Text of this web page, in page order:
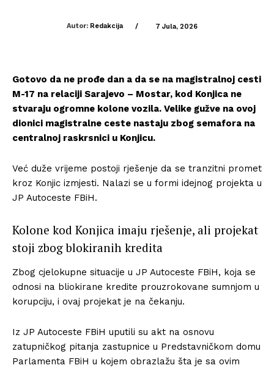
Autor: Redakcija / 7 Jula, 2026
Gotovo da ne prođe dan a da se na magistralnoj cesti
M-17 na relaciji Sarajevo – Mostar, kod Konjica ne
stvaraju ogromne kolone vozila. Velike gužve na ovoj
dionici magistralne ceste nastaju zbog semafora na
centralnoj raskrsnici u Konjicu.
Već duže vrijeme postoji rješenje da se tranzitni promet
kroz Konjic izmjesti. Nalazi se u formi idejnog projekta u
JP Autoceste FBiH.
Kolone kod Konjica imaju rješenje, ali projekat
stoji zbog blokiranih kredita
Zbog cjelokupne situacije u JP Autoceste FBiH, koja se
odnosi na bliokirane kredite prouzrokovane sumnjom u
korupciju, i ovaj projekat je na čekanju.
Iz JP Autoceste FBiH uputili su akt na osnovu
zatupničkog pitanja zastupnice u Predstavničkom domu
Parlamenta FBiH u kojem obrazlažu šta je sa ovim